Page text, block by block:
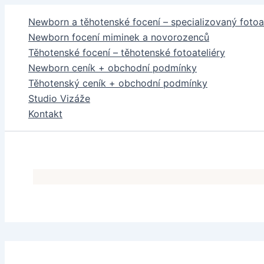
obsah
Newborn a těhotenské focení – specializovaný
Newborn focení miminek a novorozenců
Těhotenské focení – těhotenské fotoateliéry
Newborn ceník + obchodní podmínky
Těhotenský ceník + obchodní podmínky
Studio Vizáže
Kontakt